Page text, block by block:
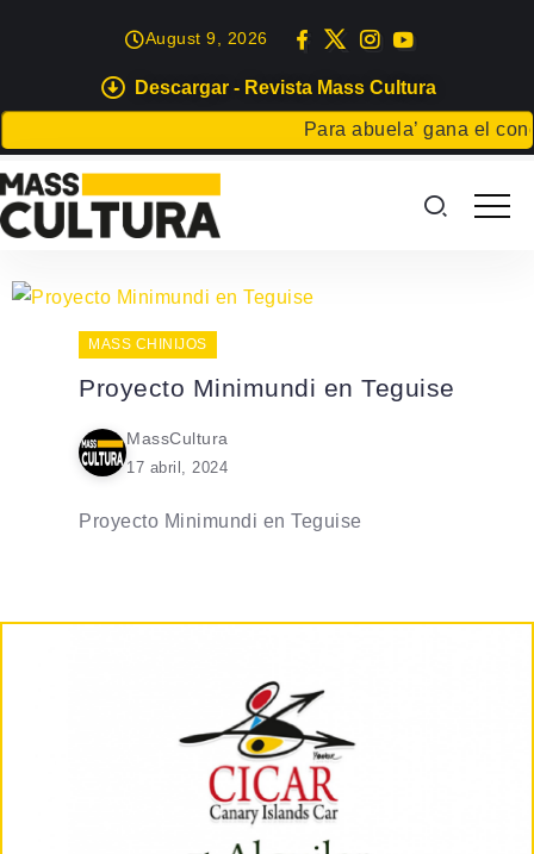
Descargar - Revista Mass Cultura
Para abuela’ gana el
August 9, 2026
MASS CHINIJOS
Proyecto Minimundi en Teguise
MassCultura
17 abril, 2024
Proyecto Minimundi en Teguise